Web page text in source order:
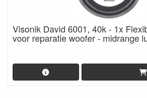
Visonik David 6001, 40k - 1x
voor reparatie woofer - midrange